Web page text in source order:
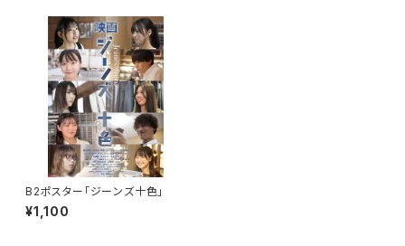
B2ポスター「ジーンズ十色」
¥1,100